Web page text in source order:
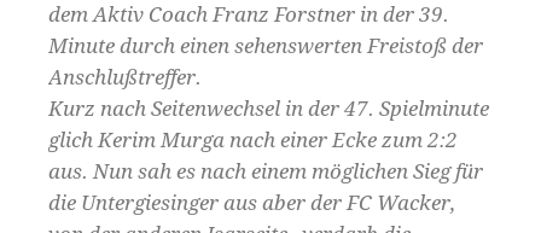
dem Aktiv Coach Franz Forstner in der 39.
Minute durch einen sehenswerten Freistoß der
Anschlußtreffer.
Kurz nach Seitenwechsel in der 47. Spielminute
glich Kerim Murga nach einer Ecke zum 2:2
aus. Nun sah es nach einem möglichen Sieg für
die Untergiesinger aus aber der FC Wacker,